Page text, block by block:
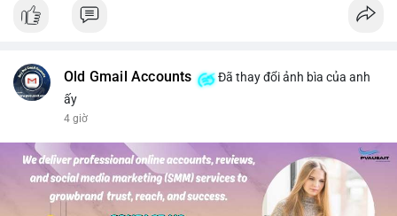
Khuyến nghị giao dịch cụ thể:
- Mục tiêu chốt lời: TP1: 77.50, TP2: 78.80
- Cắt lỗ: 74.90 (dưới vùng hỗ trợ gần nhất)
chốt 50% vị thế tại TP1 và dời stop loss về điểm hòa vốn.
#solusdt #longsol #vung76 #breakoutsol #lenhmuasol
Old Gmail Accounts
Đã thay đổi ảnh bìa của anh
ấy
4 giờ